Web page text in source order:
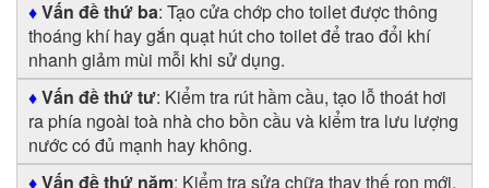
♦Vấn đề thứ ba: Tạo cửa chớp cho toilet được thông
thoáng khí hay gắn quạt hút cho toilet để trao đổi khí
nhanh giảm mùi mỗi khi sử dụng.
♦Vấn đề thứ tư: Kiểm tra rút hầm cầu, tạo lỗ thoát hơi
ra phía ngoài toà nhà cho bồn cầu và kiểm tra lưu lượng
nước có đủ mạnh hay không.
♦Vấn đề thứ năm: Kiểm tra sửa chữa thay thế ron mới,